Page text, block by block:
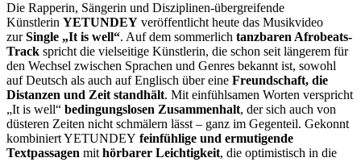
Die Rapperin, Sängerin und Disziplinen-übergreifende
Künstlerin YETUNDEY veröffentlicht heute das Musikvideo
zurSingle „It is well“. Auf dem sommerlich tanzbaren Afrobeats-
Track spricht die vielseitige Künstlerin, die schon seit längerem für
den Wechsel zwischen Sprachen und Genres bekannt ist, sowohl
auf Deutsch als auch auf Englisch über eine Freundschaft, die
Distanzen und Zeit standhält. Mit einfühlsamen Worten verspricht
„It is well“ bedingungslosen Zusammenhalt, der sich auch von
düsteren Zeiten nicht schmälern lässt – ganz im Gegenteil. Gekonnt
kombiniert YETUNDEY feinfühlige und ermutigende
Textpassagen mithörbarer Leichtigkeit, die optimistisch in die